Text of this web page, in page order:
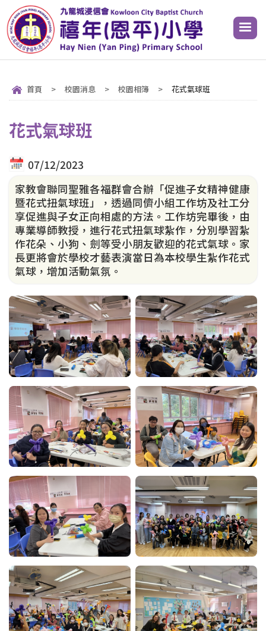
首頁 > 校園消息 > 校園相簿 > 花式氣球班
花式氣球班
07/12/2023
家教會聯同聖雅各福群會合辦「促進子女精神健康
暨花式扭氣球班」，透過同儕小組工作坊及社工分
享促進與子女正向相處的方法。工作坊完畢後，由
專業導師教授，進行花式扭氣球紮作，分別學習紮
作花朵、小狗、劍等受小朋友歡迎的花式氣球。家
長更將會於學校才藝表演當日為本校學生紮作花式
氣球，增加活動氣氛。